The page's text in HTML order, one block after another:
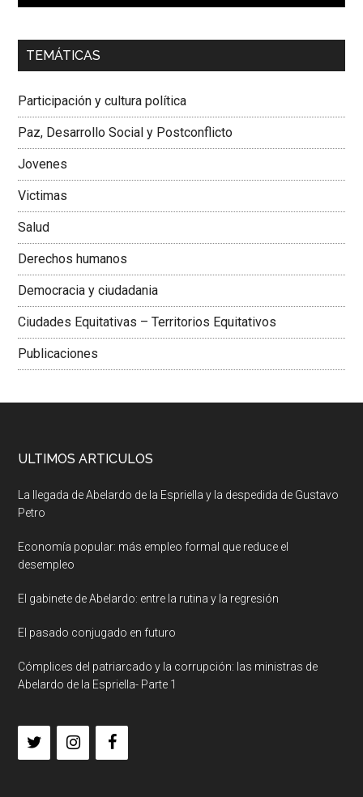
00:00 01:04
Dra. Carolina Corcho Mejía,Presidenta Corporación
Colombiana
TEMÁTICAS
Participación y cultura política
Paz, Desarrollo Social y Postconflicto
Jovenes
Victimas
Salud
Derechos humanos
Democracia y ciudadania
Ciudades Equitativas – Territorios Equitativos
Publicaciones
ULTIMOS ARTICULOS
La llegada de Abelardo de la Espriella y la despedida de Gustavo
Petro
Economía popular: más empleo formal que reduce el
desempleo
El gabinete de Abelardo: entre la rutina y la regresión
El pasado conjugado en futuro
Cómplices del patriarcado y la corrupción: las ministras de
Abelardo de la Espriella- Parte 1